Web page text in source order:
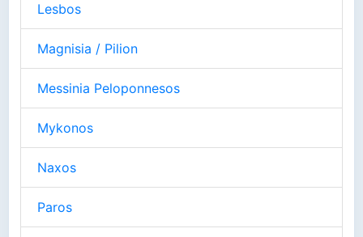
Lesbos
Magnisia / Pilion
Messinia Peloponnesos
Mykonos
Naxos
Paros